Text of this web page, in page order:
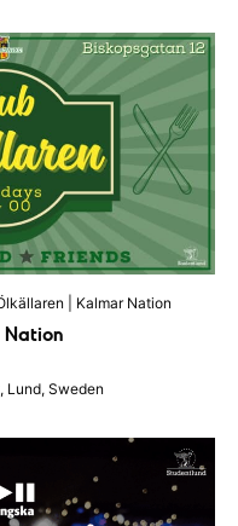
| Kalmar Nation
Lund, Sweden